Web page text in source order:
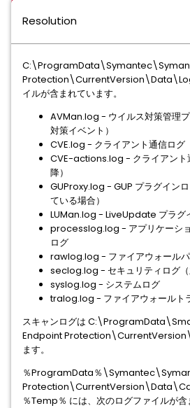
Resolution
イルが含まれています。
AVMan.log - ウイルス対策管理
対策イベント）
CVE.log - クライアント通信ログ
CVE-actions.log - クライアント
降）
GUProxy.log - GUP プラグイン
ている場合）
LUMan.log - LiveUpdate プラグ
processlog.log - アプリケーシ
ログ
rawlog.log - ファイアウォール
seclog.log - セキュリティログ（
syslog.log - システムログ
tralog.log - ファイアウォールト
スキャンログは
Endpoint
ます。
％ProgramData％
％Temp％ には、次のログファイルが含